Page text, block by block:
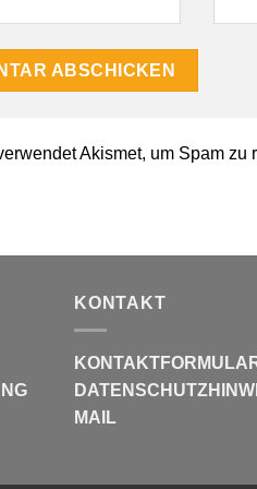
Akismet, um Spam zu
KONTAKT
MAIL